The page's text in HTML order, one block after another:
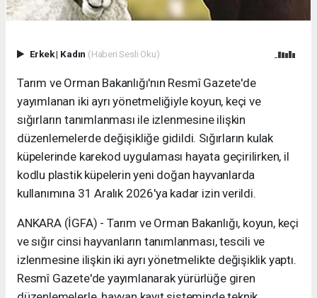
Erkek| Kadın (Haberi Sesli Oku)
Tarım ve Orman Bakanlığı'nın Resmî Gazete'de
yayımlanan iki ayrı yönetmeliğiyle koyun, keçi ve
sığırların tanımlanması ile izlenmesine ilişkin
düzenlemelerde değişikliğe gidildi. Sığırların kulak
küpelerinde karekod uygulaması hayata geçirilirken, il
kodlu plastik küpelerin yeni doğan hayvanlarda
kullanımına 31 Aralık 2026'ya kadar izin verildi.
ANKARA (İGFA) - Tarım ve Orman Bakanlığı, koyun, keçi
ve sığır cinsi hayvanların tanımlanması, tescili ve
izlenmesine ilişkin iki ayrı yönetmelikte değişiklik yaptı.
Resmî Gazete'de yayımlanarak yürürlüğe giren